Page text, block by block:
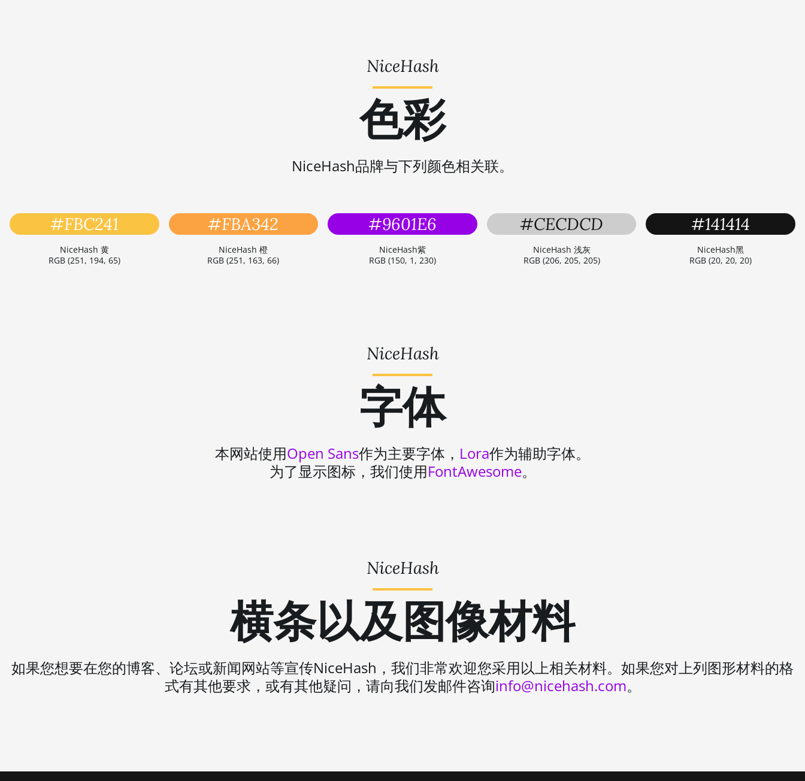
NiceHash
色彩
NiceHash品牌与下列颜色相关联。
#FBC241
NiceHash 黄
RGB (251, 194, 65)
#FBA342
NiceHash 橙
RGB (251, 163, 66)
#9601E6
NiceHash紫
RGB (150, 1, 230)
#CECDCD
NiceHash 浅灰
RGB (206, 205, 205)
#141414
NiceHash黑
RGB (20, 20, 20)
NiceHash
字体
本网站使用Open Sans作为主要字体， Lora作为辅助字体。
为了显示图标，我们使用FontAwesome。
NiceHash
横条以及图像材料
如果您想要在您的博客、论坛或新闻网站等宣传NiceHash，我们非常欢迎您采用以上相关材料。如果您对上列图形材料的格
式有其他要求，或有其他疑问，请向我们发邮件咨询info@nicehash.com。